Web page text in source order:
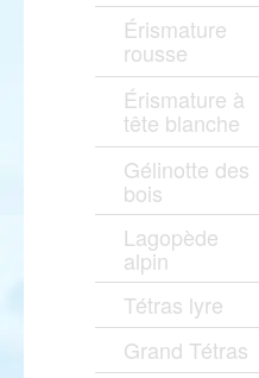
Érismature
rousse
Érismature à
tête blanche
Gélinotte des
bois
Lagopède
alpin
Tétras lyre
Grand Tétras